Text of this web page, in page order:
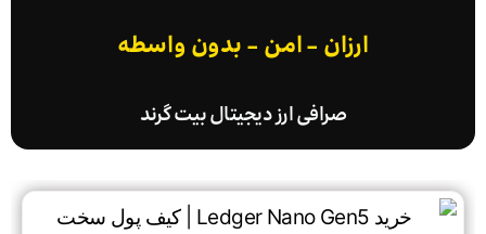
ارزان - امن - بدون واسطه
صرافی ارز دیجیتال بیت گرند